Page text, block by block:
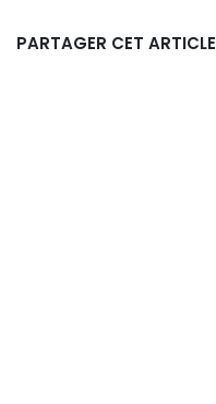
PARTAGER CET ARTICLE